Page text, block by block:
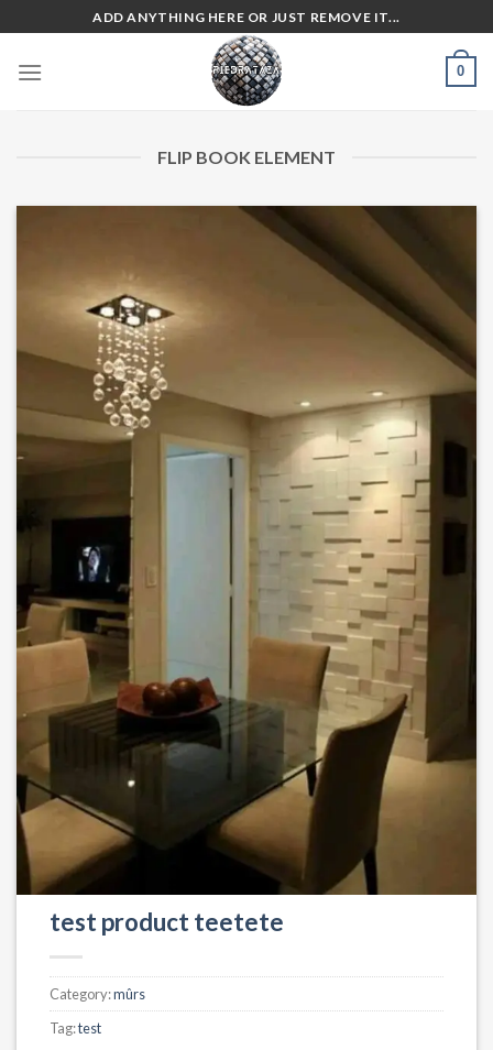
to
content
ADD ANYTHING HERE OR JUST REMOVE IT...
0
FLIP BOOK ELEMENT
test product teetete
Category:mûrs
Tag:test